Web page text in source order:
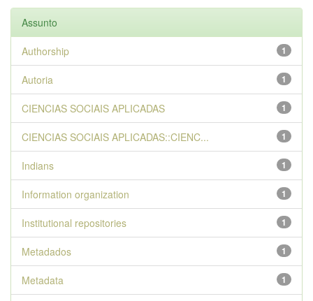
Assunto
1
Authorship
1
Autoria
1
CIENCIAS SOCIAIS APLICADAS
1
CIENCIAS SOCIAIS APLICADAS::CIENC...
1
Indians
1
Information organization
1
Institutional repositories
1
Metadados
1
Metadata